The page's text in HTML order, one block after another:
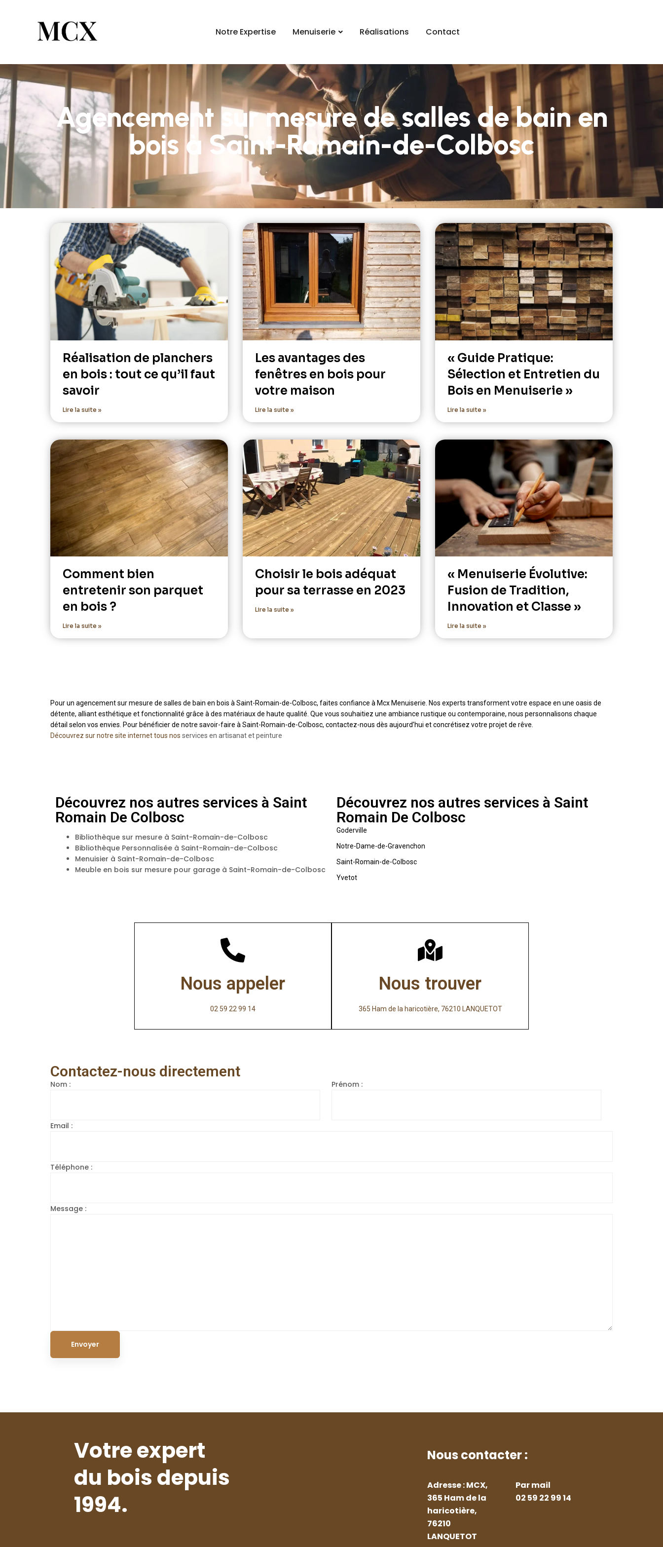
Notre Expertise Menuiserie Réalisations Contact
Agencement sur mesure de salles de bain en
bois à Saint-Romain-de-Colbosc
Réalisation de planchers
en bois : tout ce qu’il faut
savoir
Lire la suite »
Les avantages des
fenêtres en bois pour
votre maison
Lire la suite »
« Guide Pratique:
Sélection et Entretien du
Bois en Menuiserie »
Lire la suite »
Comment bien
entretenir son parquet
en bois ?
Lire la suite »
Choisir le bois adéquat
pour sa terrasse en 2023
Lire la suite »
« Menuiserie Évolutive:
Fusion de Tradition,
Innovation et Classe »
Lire la suite »
Pour un agencement sur mesure de salles de bain en bois à Saint-Romain-de-Colbosc, faites confiance à Mcx Menuiserie. Nos experts transforment votre espace en une oasis de
détente, alliant esthétique et fonctionnalité grâce à des matériaux de haute qualité. Que vous souhaitiez une ambiance rustique ou contemporaine, nous personnalisons chaque
détail selon vos envies. Pour bénéficier de notre savoir-faire à Saint-Romain-de-Colbosc, contactez-nous dès aujourd’hui et concrétisez votre projet de rêve.
Découvrez sur notre site internet tous nos services en artisanat et peinture
Découvrez nos autres services à Saint
Romain De Colbosc
Bibliothèque sur mesure à Saint-Romain-de-Colbosc
Bibliothèque Personnalisée à Saint-Romain-de-Colbosc
Menuisier à Saint-Romain-de-Colbosc
Meuble en bois sur mesure pour garage à Saint-Romain-de-Colbosc
Découvrez nos autres services à Saint
Romain De Colbosc
Goderville
Notre-Dame-de-Gravenchon
Saint-Romain-de-Colbosc
Yvetot
Nous appeler
02 59 22 99 14
Nous trouver
365 Ham de la haricotière, 76210 LANQUETOT
Contactez-nous directement
Nom : Prénom :
Email :
Téléphone :
Message :
Votre expert
du bois depuis
1994.
Nous contacter :
Adresse : MCX,
365 Ham de la
haricotière,
76210
LANQUETOT
Par mail
02 59 22 99 14